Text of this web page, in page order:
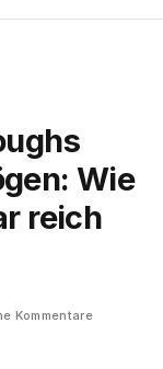
Wie
reich
Kommentare